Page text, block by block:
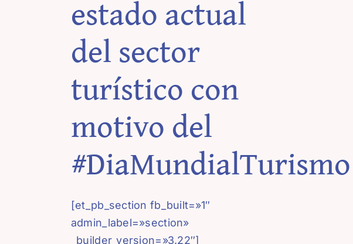
estado actual
del sector
turístico con
motivo del
#DiaMundialTurismo
[et_pb_section fb_built=»1″
admin_label=»section»
_builder_version=»3.22″]